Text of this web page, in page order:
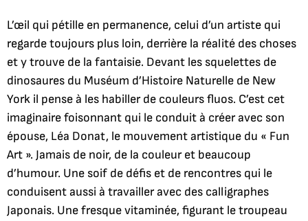
L’œil qui pétille en permanence, celui d’un artiste qui
regarde toujours plus loin, derrière la réalité des choses
et y trouve de la fantaisie. Devant les squelettes de
dinosaures du Muséum d’Histoire Naturelle de New
York il pense à les habiller de couleurs fluos. C’est cet
imaginaire foisonnant qui le conduit à créer avec son
épouse, Léa Donat, le mouvement artistique du « Fun
Art ». Jamais de noir, de la couleur et beaucoup
d’humour. Une soif de défis et de rencontres qui le
conduisent aussi à travailler avec des calligraphes
Japonais. Une fresque vitaminée, figurant le troupeau